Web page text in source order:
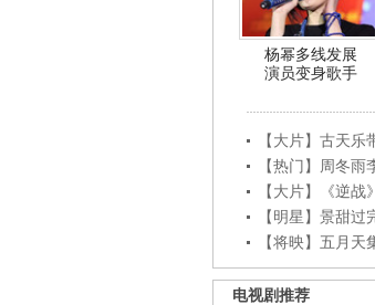
杨幂多线发展
演员变身歌手
【大片】古天乐
【热门】周冬雨
【大片】《逆战
【明星】景甜
【将映】五月
电视剧推荐